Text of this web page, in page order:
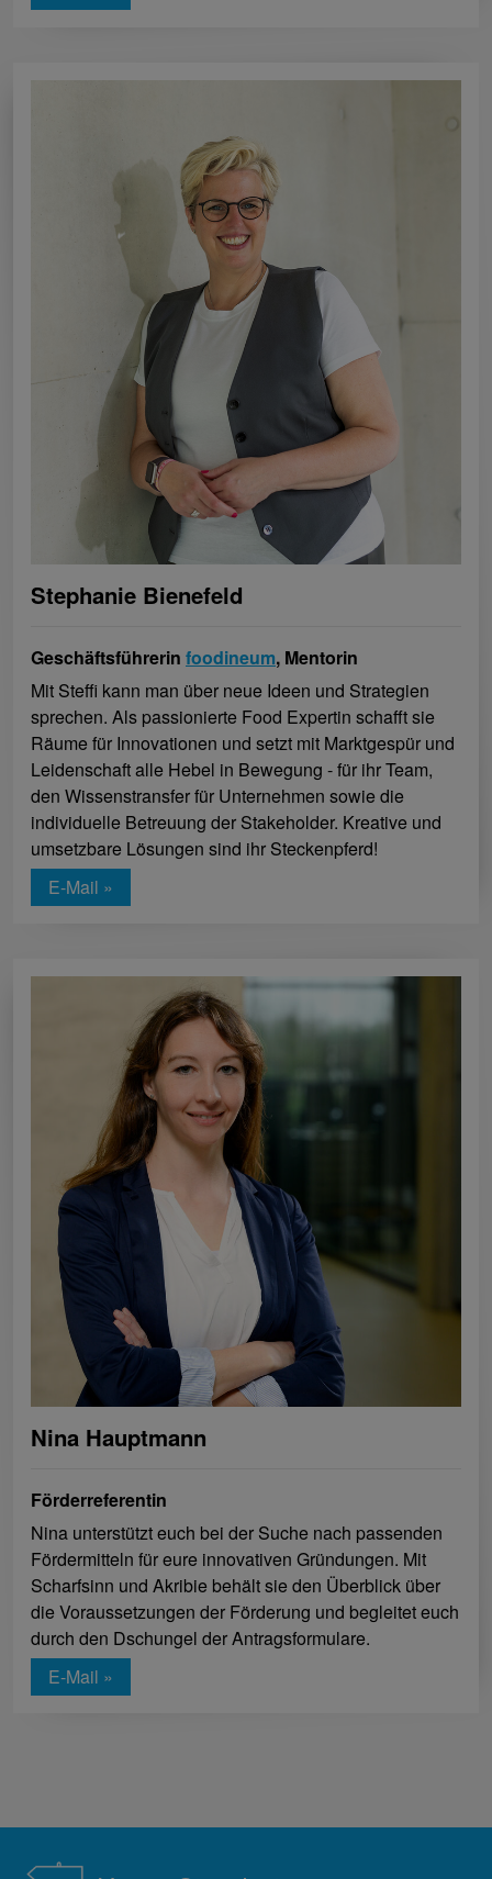
Stephanie Bienefeld
Geschäftsführerin foodineum, Mentorin
Mit Steffi kann man über neue Ideen und Strategien
sprechen. Als passionierte Food Expertin schafft sie
Räume für Innovationen und setzt mit Marktgespür und
Leidenschaft alle Hebel in Bewegung - für ihr Team,
den Wissenstransfer für Unternehmen sowie die
individuelle Betreuung der Stakeholder. Kreative und
umsetzbare Lösungen sind ihr Steckenpferd!
E-Mail »
Nina Hauptmann
Förderreferentin
Nina unterstützt euch bei der Suche nach passenden
Fördermitteln für eure innovativen Gründungen. Mit
Scharfsinn und Akribie behält sie den Überblick über
die Voraussetzungen der Förderung und begleitet euch
durch den Dschungel der Antragsformulare.
E-Mail »